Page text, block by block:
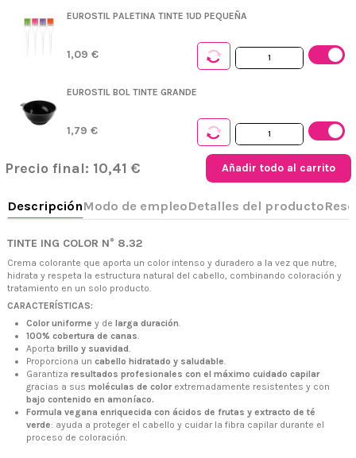
EUROSTIL PALETINA TINTE 1UD PEQUEÑA
1,09 €
EUROSTIL BOL TINTE GRANDE
1,79 €
Precio final: 10,41 € Añadir todo al carrito
DescripciónModo de empleo Detalles del producto
TINTE ING COLOR N° 8.32
Crema colorante que aporta un color intenso y duradero a la vez que nutre,
hidrata y respeta la estructura natural del cabello, combinando coloración y
tratamiento en un solo producto.
CARACTERÍSTICAS:
Color uniforme y de larga duración.
100% cobertura de canas.
Aporta brillo y suavidad.
Proporciona un cabello hidratado y saludable.
Garantiza resultados profesionales con el máximo cuidado capilar
gracias a sus moléculas de colorextremadamente resistentes y con
bajo contenido en amoníaco.
Formula vegana enriquecida con ácidos de frutas y extracto de té
verde: ayuda a proteger el cabello y cuidar la fibra capilar durante el
proceso de coloración.
+34 968 06 63 44L-V 10:00 - 14:00
+34 601 27 80 18
Avenida de los Dolores 32, Murcia